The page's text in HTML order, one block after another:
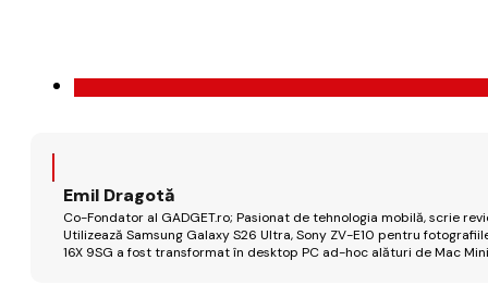
Emil Dragotă
Co-Fondator al GADGET.ro; Pasionat de tehnologia mobilă, scrie
Utilizează Samsung Galaxy S26 Ultra, Sony ZV-E10 pentru
16X 9SG a fost transformat în desktop PC ad-hoc alături de Mac